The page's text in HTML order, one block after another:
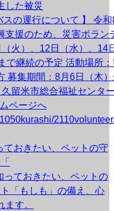
した被災
ておきたい、ペットの守